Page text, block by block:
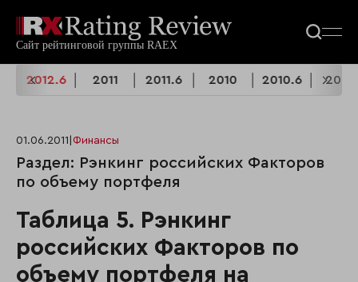
2012.6 2011 2011.6 2010 2010.6 2009
01.06.2011 Финансы
Раздел: Рэнкинг российских Факторов
по объему портфеля
Таблица 5. Рэнкинг
российских Факторов по
объему портфеля на